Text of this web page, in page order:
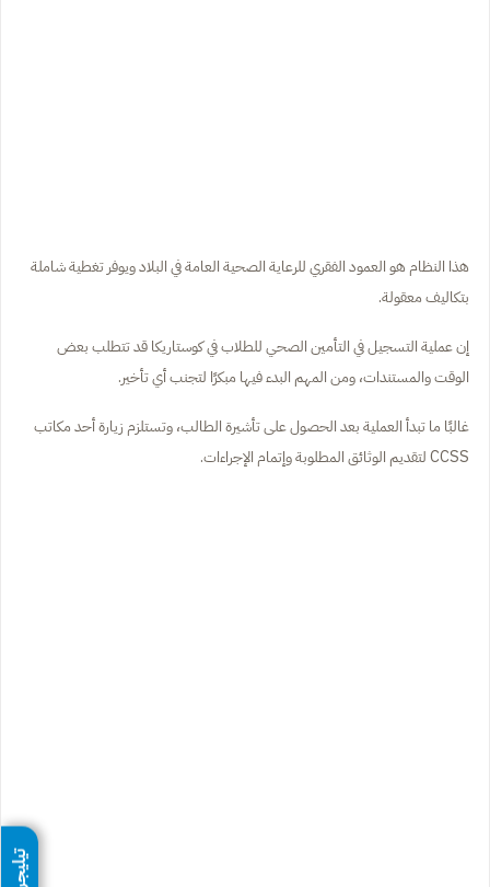
هذا النظام هو العمود الفقري للرعاية الصحية العامة في البلاد ويوفر تغطية شاملة
بتكاليف معقولة.
إن عملية التسجيل في التأمين الصحي للطلاب في كوستاريكا قد تتطلب بعض
الوقت والمستندات، ومن المهم البدء فيها مبكرًا لتجنب أي تأخير.
غالبًا ما تبدأ العملية بعد الحصول على تأشيرة الطالب، وتستلزم زيارة أحد مكاتب
CCSS لتقديم الوثائق المطلوبة وإتمام الإجراءات.